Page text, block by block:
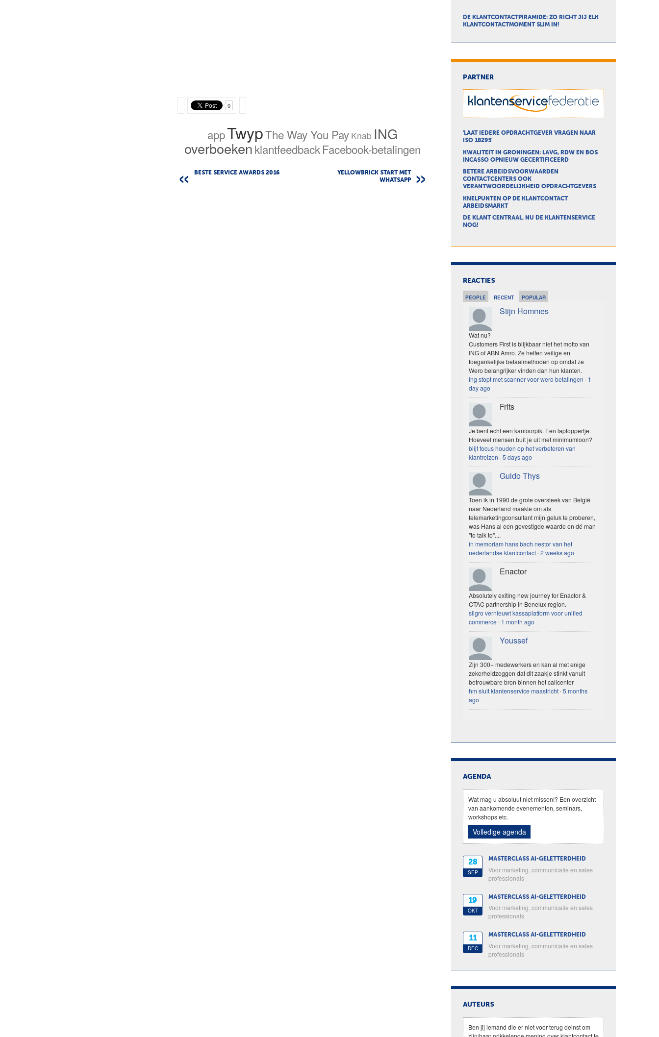
0
appTwypThe Way You Pay Knab ING
overboekenklantfeedbackFacebook-betalingen
BESTE SERVICE AWARDS 2016
YELLOWBRICK START MET
WHATSAPP
DE KLANTCONTACTPIRAMIDE: ZO RICHT JIJ ELK
KLANTCONTACTMOMENT SLIM IN!
PARTNER
'LAAT IEDERE OPDRACHTGEVER VRAGEN NAAR
ISO 18295'
KWALITEIT IN GRONINGEN: LAVG, RDW EN BOS
INCASSO OPNIEUW GECERTIFICEERD
BETERE ARBEIDSVOORWAARDEN
CONTACTCENTERS OOK
VERANTWOORDELIJKHEID OPDRACHTGEVERS
KNELPUNTEN OP DE KLANTCONTACT
ARBEIDSMARKT
DE KLANT CENTRAAL, NU DE KLANTENSERVICE
NOG!
REACTIES
PEOPLE RECENT POPULAR
Stijn Hommes
Wat nu?
Customers First is blijkbaar niet het motto van
ING of ABN Amro. Ze heffen veilige en
toegankelijke betaalmethoden op omdat ze
Wero belangrijker vinden dan hun klanten.
ing stopt met scanner voor wero betalingen · 1
day ago
Frits
Je bent echt een kantoorpik. Een laptoppertje.
Hoeveel mensen buit je uit met minimumloon?
blijf focus houden op het verbeteren van
klantreizen ·5 days ago
Guido Thys
Toen ik in 1990 de grote oversteek van België
naar Nederland maakte om als
telemarketingconsultant mijn geluk te proberen,
was Hans al een gevestigde waarde en dé man
"to talk to"....
in memoriam hans bach nestor van het
nederlandse klantcontact ·2 weeks ago
Enactor
Absolutely exiting new journey for Enactor &
CTAC partnership in Benelux region.
sligro vernieuwt kassaplatform voor unified
commerce · 1 month ago
Youssef
Zijn 300+ medewerkers en kan al met enige
zekerheidzeggen dat dit zaakje stinkt vanuit
betrouwbare bron binnen het callcenter
hm sluit klantenservice maastricht ·5 months
ago
AGENDA
Wat mag u absoluut niet missen!? Een overzicht
van aankomende evenementen, seminars,
workshops etc.
Volledige agenda
28
SEP
MASTERCLASS AI-GELETTERDHEID
Voor marketing, communicatie en sales
professionals
19
OKT
MASTERCLASS AI-GELETTERDHEID
Voor marketing, communicatie en sales
professionals
11
DEC
MASTERCLASS AI-GELETTERDHEID
Voor marketing, communicatie en sales
professionals
AUTEURS
Ben jij iemand die er niet voor terug deinst om